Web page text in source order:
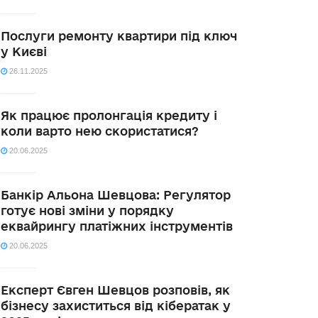
Послуги ремонту квартири під ключ
у Києві
26.11.2025
Як працює пролонгація кредиту і
коли варто нею скористатися?
20.06.2025
Банкір Альона Шевцова: Регулятор
готує нові зміни у порядку
еквайрингу платіжних інструментів
20.06.2025
Експерт Євген Шевцов розповів, як
бізнесу захиститься від кібератак у